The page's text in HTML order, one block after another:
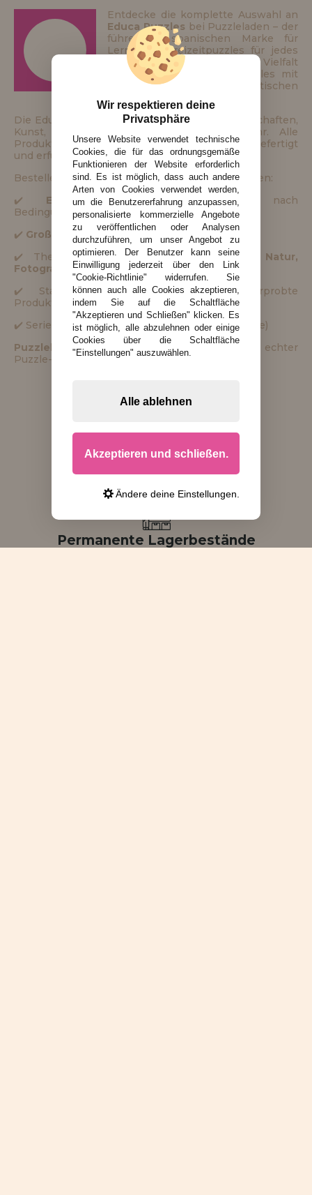
Entdecke die komplette Auswahl an
Educa Puzzles bei Puzzleladen – der
führenden spanischen Marke für
Lern- und Freizeitpuzzles für jedes
Alter. Wir bieten eine große Vielfalt
an Motiven: von Kinderpuzzles mit
nur 2 Teilen bis zum gigantischen
42.000-Teile-Puzzle
Die Educa-Reihe deckt viele Themen ab: Landschaften,
Kunst, Tiere, Disney, Weltkarten und mehr. Alle
Produkte sind aus nachhaltigen Materialien gefertigt
und erfüllen höchste Qualitätsstandards.
Bestelle deine Educa Puzzles mit vollem Vertrauen:
✔️ Ersatzteil-Service(modellabhängig, nach
Bedingungen)
✔️ Großformate Klassiker9.000–24.000+ Teile
✔️ Themenvielfalt:
Kunst, Karten, Städte, Natur,
Fotografie
✔️ StarkesPreis-Leistungs-Verhältnis, erprobte
Produktion
✔️ Serien füralle Altersstufen(Kind–Erwachsene)
Puzzleladen– dein Puzzle-Onlineshop mit echter
Puzzle-Leidenschaft.
Schnelle Lieferungen
Permanente Lagerbestände
Wir respektieren deine
Privatsphäre
Unsere Website verwendet technische
Cookies, die für das ordnungsgemäße
Funktionieren der Website erforderlich
sind. Es ist möglich, dass auch andere
Arten von Cookies verwendet werden,
um die Benutzererfahrung anzupassen,
personalisierte kommerzielle Angebote
zu veröffentlichen oder Analysen
durchzuführen, um unser Angebot zu
optimieren. Der Benutzer kann seine
Einwilligung jederzeit über den Link
"Cookie-Richtlinie" widerrufen. Sie
können auch alle Cookies akzeptieren,
indem Sie auf die Schaltfläche
"Akzeptieren und Schließen" klicken. Es
ist möglich, alle abzulehnen oder einige
Cookies über die Schaltfläche
"Einstellungen" auszuwählen.
Alle ablehnen
Akzeptieren und schließen.
Ändere deine Einstellungen.